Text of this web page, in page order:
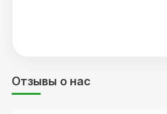
Отзывы о нас